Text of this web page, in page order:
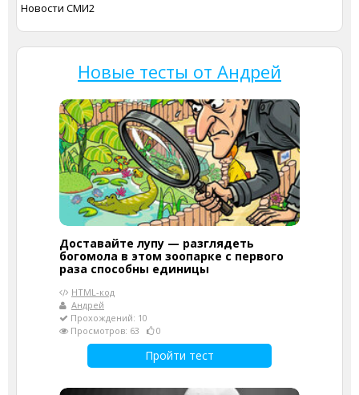
Новости СМИ2
Новые тесты от Андрей
Доставайте лупу — разглядеть
богомола в этом зоопарке с первого
раза способны единицы
HTML-код
Андрей
Прохождений: 10
Просмотров: 63
0
Пройти тест